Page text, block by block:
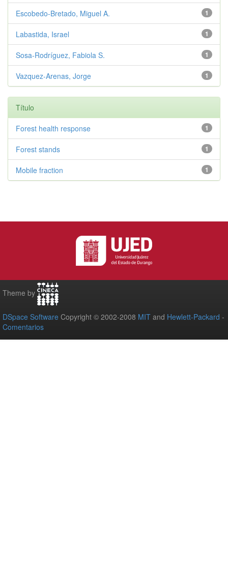
1
Escobedo-Bretado, Miguel A.
1
Labastida, Israel
1
Sosa-Rodríguez, Fabiola S.
1
Vazquez-Arenas, Jorge
Título
1
Forest health response
1
Forest stands
1
Mobile fraction
Theme by
DSpace Software Copyright © 2002-2008 MIT and Hewlett-Packard -
Comentarios